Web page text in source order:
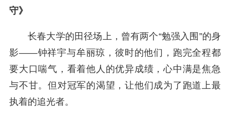
守》
长春大学的田径场上，曾有两个“勉强入围”的身
影——钟祥宇与牟丽琼，彼时的他们，跑完全程都
要大口喘气，看着他人的优异成绩，心中满是焦急
与不甘。但对冠军的渴望，让他们成为了跑道上最
执着的追光者。